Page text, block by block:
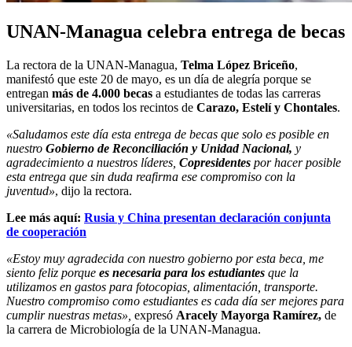
UNAN-Managua celebra entrega de becas
La rectora de la UNAN-Managua, Telma López Briceño,
manifestó que este 20 de mayo, es un día de alegría porque se
entregan más de 4.000 becas a estudiantes de todas las carreras
universitarias, en todos los recintos de Carazo, Estelí y Chontales.
«Saludamos este día esta entrega de becas que solo es posible en
nuestro Gobierno de Reconciliación y Unidad Nacional, y
agradecimiento a nuestros líderes, Copresidentes por hacer posible
esta entrega que sin duda reafirma ese compromiso con la
juventud», dijo la rectora.
Lee más aquí: Rusia y China presentan declaración conjunta
de cooperación
«Estoy muy agradecida con nuestro gobierno por esta beca, me
siento feliz porque es necesaria para los estudiantes que la
utilizamos en gastos para fotocopias, alimentación, transporte.
Nuestro compromiso como estudiantes es cada día ser mejores para
cumplir nuestras metas», expresó Aracely Mayorga Ramírez, de
la carrera de Microbiología de la UNAN-Managua.